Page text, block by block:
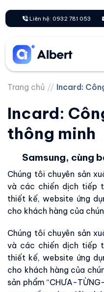
nội
dung
Liên hệ: 0932 781 053
Trang chủ // Incard:
Incard:
thông minh
Samsung, cùng
Chúng tôi chuyên sản
và các chiến dịch tiếp
thiết kế, website ứng
cho khách hàng của
Chúng tôi chuyên sản
và các chiến dịch tiếp
thiết kế, website ứng
cho khách hàng của
sản phẩm “CHƯA-